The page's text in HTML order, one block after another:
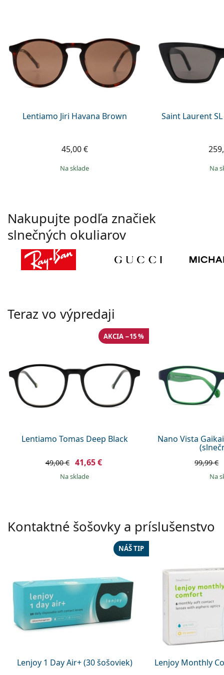
Lentiamo Jiri Havana Brown
45,00 €
na sklade
Saint Laurent
na
Nakupujte podľa značiek
slnečných okuliarov
Teraz vo výpredaji
Lentiamo Tomas Deep Black
AKCIA −15 %
49,00 € 41,65 €
na sklade
Nano Vista
99,99 €
na
Kontaktné šošovky a príslušenstvo
Lenjoy 1 Day Air+ (30 šošoviek)
NÁŠ TIP
Lenjoy Monthly